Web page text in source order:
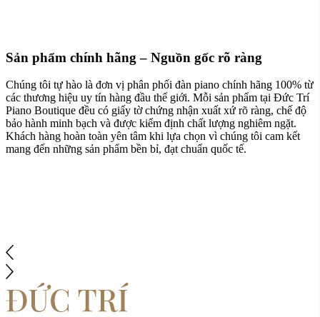
Sản phẩm chính hãng – Nguồn gốc rõ ràng
Chúng tôi tự hào là đơn vị phân phối đàn piano chính hãng 100% từ
các thương hiệu uy tín hàng đầu thế giới. Mỗi sản phẩm tại Đức Trí
Piano Boutique đều có giấy tờ chứng nhận xuất xứ rõ ràng, chế độ
bảo hành minh bạch và được kiểm định chất lượng nghiêm ngặt.
Khách hàng hoàn toàn yên tâm khi lựa chọn vì chúng tôi cam kết
mang đến những sản phẩm bền bỉ, đạt chuẩn quốc tế.